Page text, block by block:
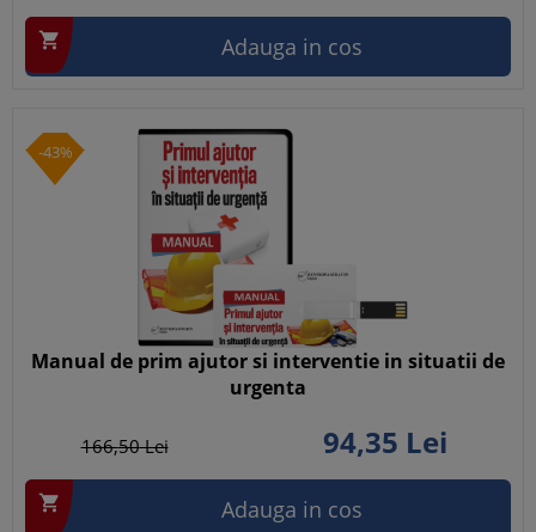
 Adauga in cos
-43%
Manual de prim ajutor si interventie in situatii de
urgenta
166,50Lei 94,35 Lei
 Adauga in cos